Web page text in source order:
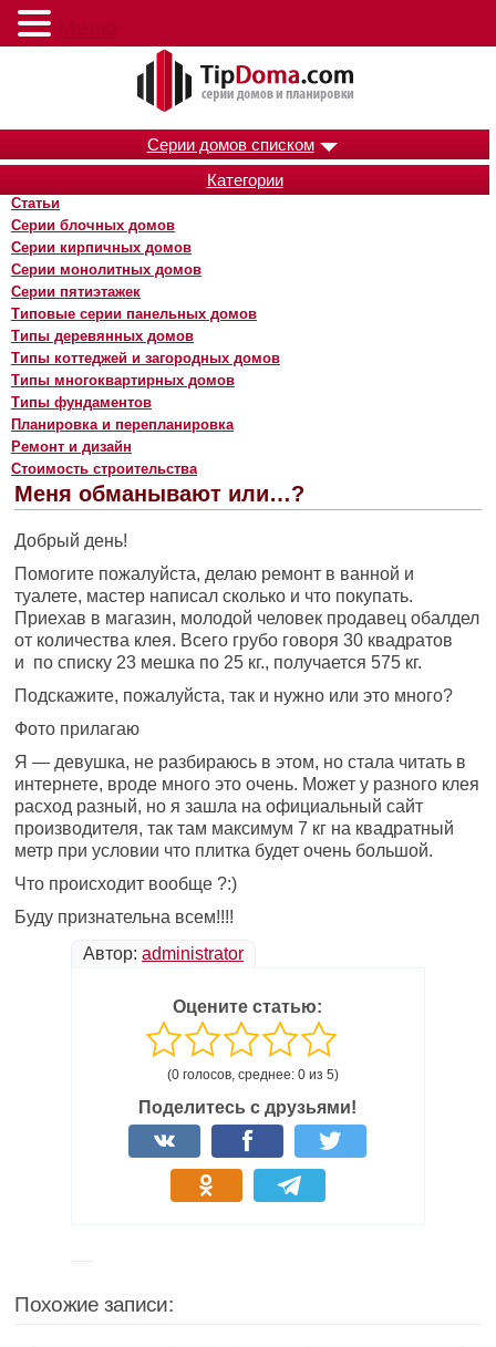
Серии домов списком
Категории
Статьи
Серии блочных домов
Серии кирпичных домов
Серии монолитных домов
Серии пятиэтажек
Типовые серии панельных домов
Типы деревянных домов
Типы коттеджей и загородных домов
Типы многоквартирных домов
Типы фундаментов
Планировка и перепланировка
Ремонт и дизайн
Стоимость строительства
Меня обманывают или…?
Добрый день!
Помогите пожалуйста, делаю ремонт в ванной и
туалете, мастер написал сколько и что покупать.
Приехав в магазин, молодой человек продавец обалдел
от количества клея. Всего грубо говоря 30 квадратов
и по списку 23 мешка по 25 кг., получается 575 кг.
Подскажите, пожалуйста, так и нужно или это много?
Фото прилагаю
Я — девушка, не разбираюсь в этом, но стала читать в
интернете, вроде много это очень. Может у разного клея
расход разный, но я зашла на официальный сайт
производителя, так там максимум 7 кг на квадратный
метр при условии что плитка будет очень большой.
Что происходит вообще ?:)
Буду признательна всем!!!!
Автор: administrator
Оцените статью:
(0 голосов, среднее: 0 из 5)
Поделитесь с друзьями!
Похожие записи: